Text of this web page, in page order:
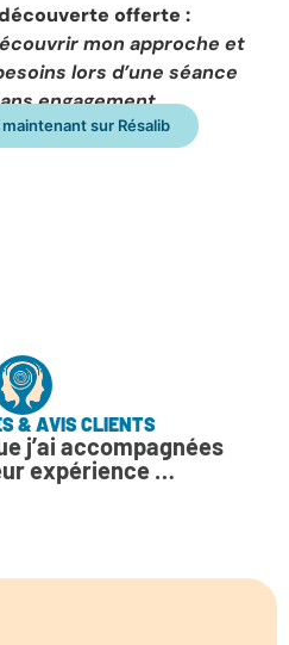
offerte :
mon approche et
lors d’une séance
engagement.
sur Résalib
& AVIS CLIENTS
j’ai accompagnées
expérience …